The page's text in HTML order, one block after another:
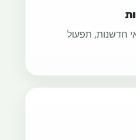
חדשנות, תפעול